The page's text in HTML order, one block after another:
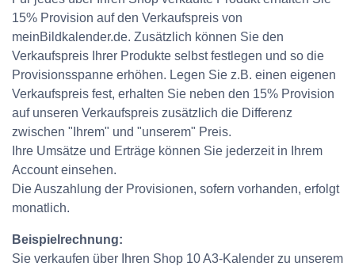
15% Provision auf den Verkaufspreis von
meinBildkalender.de. Zusätzlich können Sie den
Verkaufspreis Ihrer Produkte selbst festlegen und so die
Provisionsspanne erhöhen. Legen Sie z.B. einen eigenen
Verkaufspreis fest, erhalten Sie neben den 15% Provision
auf unseren Verkaufspreis zusätzlich die Differenz
zwischen "Ihrem" und "unserem" Preis.
Ihre Umsätze und Erträge können Sie jederzeit in Ihrem
Account einsehen.
Die Auszahlung der Provisionen, sofern vorhanden, erfolgt
monatlich.
Beispielrechnung:
Sie verkaufen über Ihren Shop 10 A3-Kalender zu unserem